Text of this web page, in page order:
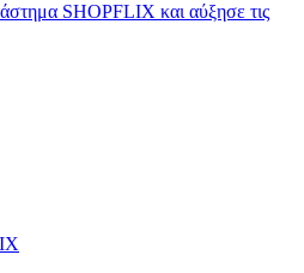
SHOPFLIX και αύξησε τις